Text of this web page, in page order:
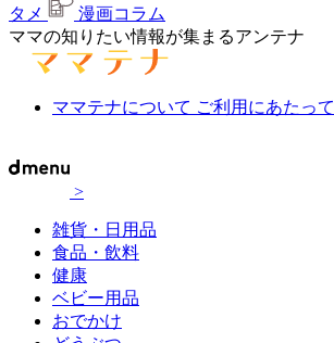
タメ
漫画コラム
ママの知りたい情報が集まるアンテナ
ママテナについて ご利用にあたって
>
雑貨・日用品
食品・飲料
健康
ベビー用品
おでかけ